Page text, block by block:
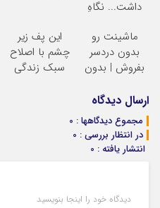
داشت... نگاهِ
بلفا با 25%
تخفیف
ماشینت رو
بدون دردسر
بفروش | بدون
این پف زیر
چشم با اصلاح
سبک زندگی
ارسال دیدگاه
مجموع دیدگاهها : 0
در انتظار بررسی : 0
انتشار یافته : 0
دیدگاه خود را اینجا بنویسید